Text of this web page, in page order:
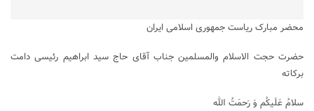
محضر مبارک ریاست جمهوری اسلامی ایران
حضرت حجت الاسلام والمسلمین جناب آقای حاج سید ابراهیم رئیسی دامت
برکاته
سلامُ عَلَیکُم وَ رَحمَتُ الله